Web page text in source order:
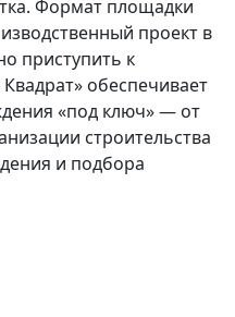
Формат площадки
проект в
приступить к
обеспечивает
«под ключ» — от
строительства
и подбора